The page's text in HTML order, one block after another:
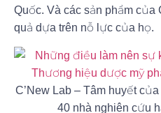
Quốc. Và các sản phẩm của
quả dựa trên nỗ lực của họ.
C’New Lab – Tâm huyết
40 nhà nghiên cứu